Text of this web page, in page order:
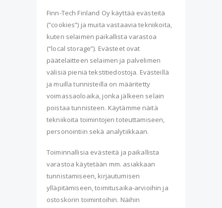
Finn-Tech Finland Oy käyttää evästeitä
(”cookies”) ja muita vastaavia tekniikoita,
kuten selaimen paikallista varastoa
(“local storage”). Evästeet ovat
päätelaitteen selaimen ja palvelimen
välisiä pieniä tekstitiedostoja. Evästeillä
ja muilla tunnisteilla on määritetty
voimassaoloaika, jonka jälkeen selain
poistaa tunnisteen. Käytämme näitä
tekniikoita toimintojen toteuttamiseen,
personointiin sekä analytiikkaan.
Toiminnallisia evästeitä ja paikallista
varastoa käytetään mm. asiakkaan
tunnistamiseen, kirjautumisen
ylläpitämiseen, toimitusaika-arvioihin ja
ostoskorin toimintoihin. Näihin